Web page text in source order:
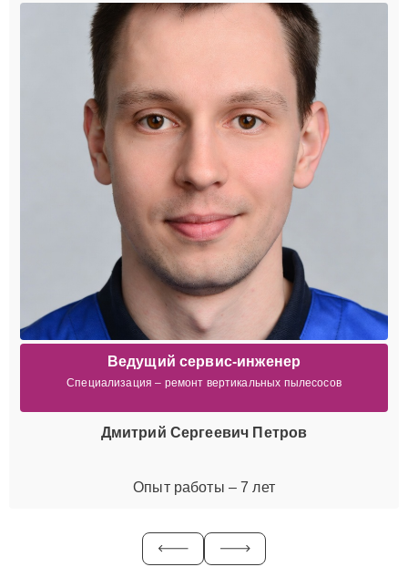
Ведущий сервис-инженер
Специализация – ремонт вертикальных пылесосов
Дмитрий Сергеевич Петров
Опыт работы – 7 лет